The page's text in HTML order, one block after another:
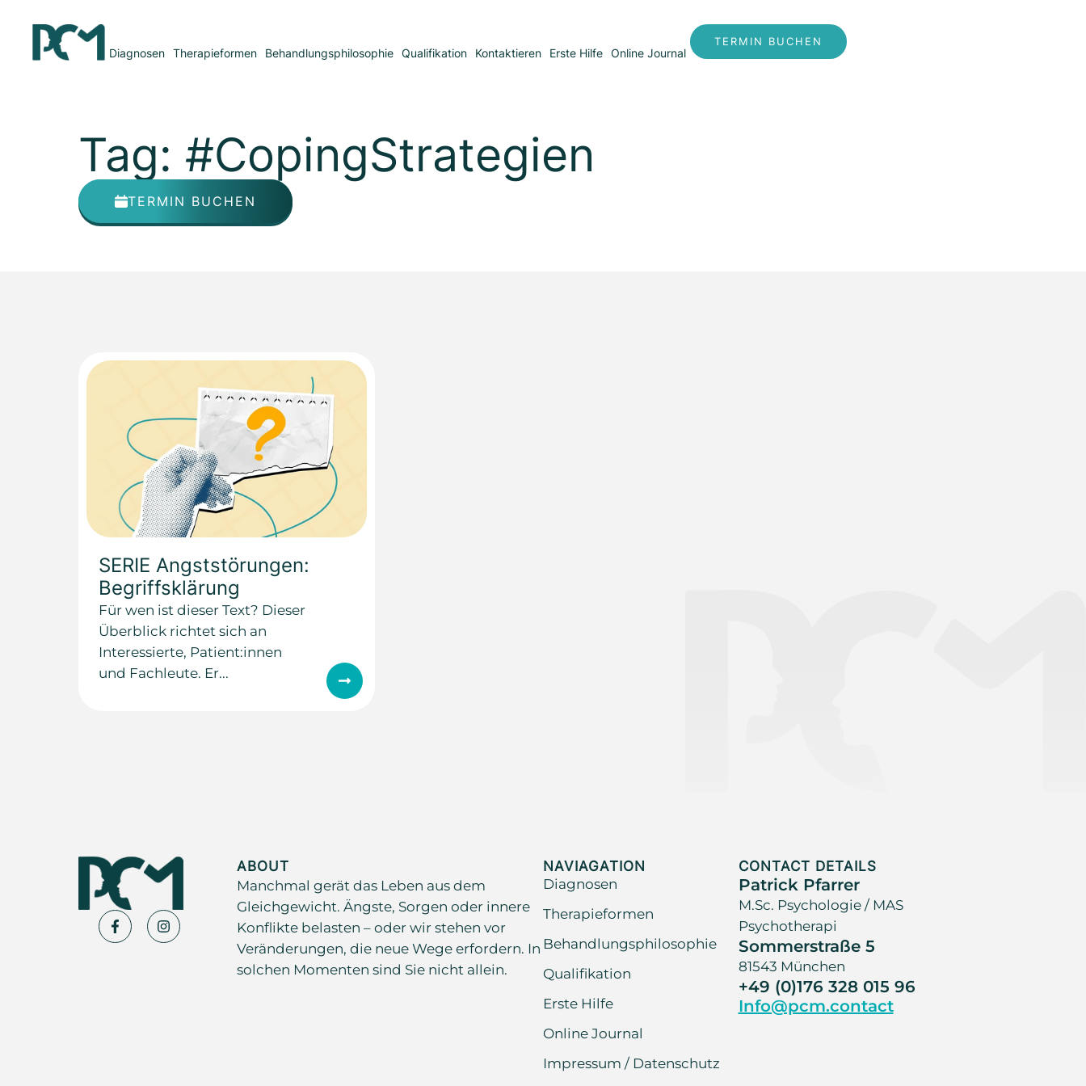
Diagnosen Therapieformen Behandlungsphilosophie Qualifikation Kontaktieren Erste Hilfe Online Journal
TERMIN BUCHEN
Tag: #CopingStrategien
TERMIN BUCHEN
SERIE Angststörungen:
Begriffsklärung
Für wen ist dieser Text? Dieser
Überblick richtet sich an
Interessierte, Patient:innen
und Fachleute. Er...
ABOUT
Manchmal gerät das Leben aus dem
Gleichgewicht. Ängste, Sorgen oder innere
Konflikte belasten – oder wir stehen vor
Veränderungen, die neue Wege erfordern. In
solchen Momenten sind Sie nicht allein.
NAVIAGATION
Diagnosen
Therapieformen
Behandlungsphilosophie
Qualifikation
Erste Hilfe
Online Journal
Impressum / Datenschutz
CONTACT DETAILS
Patrick Pfarrer
M.Sc. Psychologie / MAS
Psychotherapi
Sommerstraße 5
81543 München
+49 (0)176 328 015 96
Info@pcm.contact